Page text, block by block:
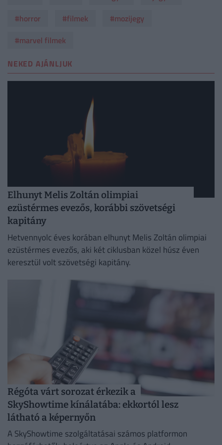
#horror
#filmek
#mozijegy
#marvel filmek
NEKED AJÁNLJUK
Elhunyt Melis Zoltán olimpiai
ezüstérmes evezős, korábbi szövetségi
kapitány
Hetvennyolc éves korában elhunyt Melis Zoltán olimpiai
ezüstérmes evezős, aki két ciklusban közel húsz éven
keresztül volt szövetségi kapitány.
Régóta várt sorozat érkezik a
SkyShowtime kínálatába: ekkortól lesz
látható a képernyőn
A SkyShowtime szolgáltatásai számos platformon